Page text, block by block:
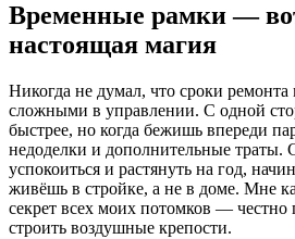
Временные рамки —
настоящая магия
Никогда не думал, что сроки
сложными в управлении. С одной
быстрее, но когда бежишь впереди
недоделки и дополнительные траты.
успокоиться и растянуть на год,
живёшь в стройке, а не в доме. Мне
секрет всех моих потомков — честно
строить воздушные крепости.